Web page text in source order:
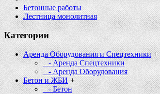
Бетонные работы
Лестница монолитная
Категории
Аренда Оборудования и Спецтехники +
- Аренда Спецтехники
- Аренда Оборудования
Бетон и ЖБИ +
- Бетон